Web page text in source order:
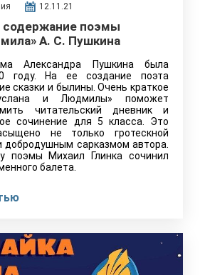
12.11.21
содержание поэмы
А. С. Пушкина
Александра Пушкина была
году. На ее создание поэта
сказки и былины. Очень краткое
и Людмилы» поможет
читательский дневник и
сочинение для 5 класса. Это
не только гротескной
добродушным сарказмом автора.
поэмы Михаил Глинка сочинил
балета.